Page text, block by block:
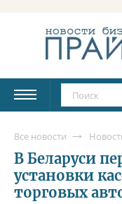
Все новости
В Беларуси
установки
торговых